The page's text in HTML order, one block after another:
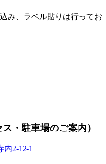
み、ラベル貼りは行ってお
ス・駐車場のご案内）
内2-12-1